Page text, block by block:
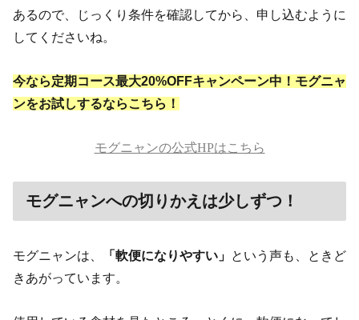
あるので、じっくり条件を確認してから、申し込むように
してくださいね。
今なら定期コース最大20%OFFキャンペーン中！モグニャ
ンをお試しするならこちら！
モグニャンの公式HPはこちら
モグニャンへの切りかえは少しずつ！
モグニャンは、 「軟便になりやすい」 という声も、ときど
きあがっています。